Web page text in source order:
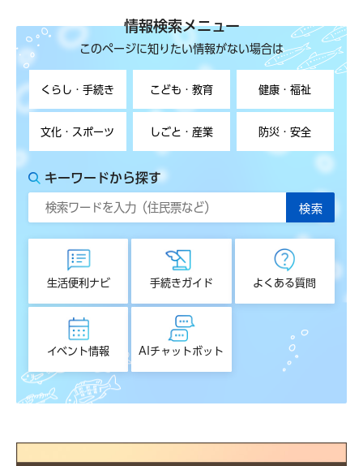
情報検索メニュー
このページに知りたい情報がない場合は
くらし・手続き こども・教育 健康・福祉
文化・スポーツ しごと・産業 防災・安全
キーワードから探す
生活便利ナビ 手続きガイド よくある質問
イベント情報 AIチャットボット